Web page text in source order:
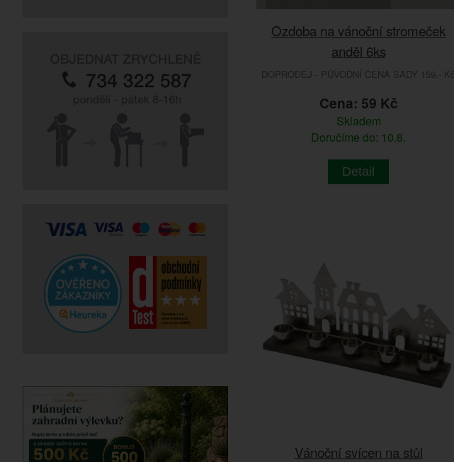
Ozdoba na vánoční stromeček
anděl 6ks
DOPRODEJ - PŮVODNÍ CENA SADY 159.- Kč
Cena: 59 Kč
Skladem
Doručíme do: 10.8.
Detail
Vánoční svícen na stůl